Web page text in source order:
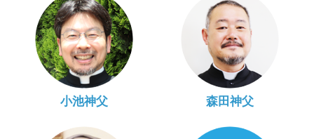
小池神父 森田神父